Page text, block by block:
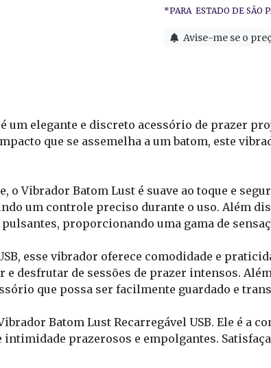
Avise-me se o
é um elegante e discreto acessório de prazer
que se assemelha a um batom, este
o Vibrador Batom Lust é suave ao toque e
um controle preciso durante o uso. Além
proporcionando uma gama de
esse vibrador oferece comodidade e
desfrutar de sessões de prazer intensos.
que possa ser facilmente guardado e
Batom Lust Recarregável USB. Ele é a
prazerosos e empolgantes.